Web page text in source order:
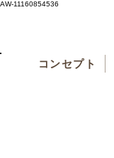
AW-11160854536
コンセプト